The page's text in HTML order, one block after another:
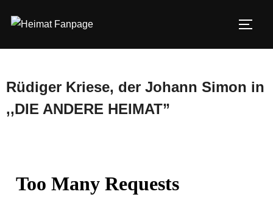
Inhalt
Rüdiger Kriese, der Johann Simon in
,,DIE ANDERE HEIMAT”